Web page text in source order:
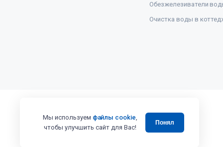
Обезжелезиватели
Очистка воды в
Мы используем файлы cookie,
чтобы улучшить сайт для Вас!
Понял